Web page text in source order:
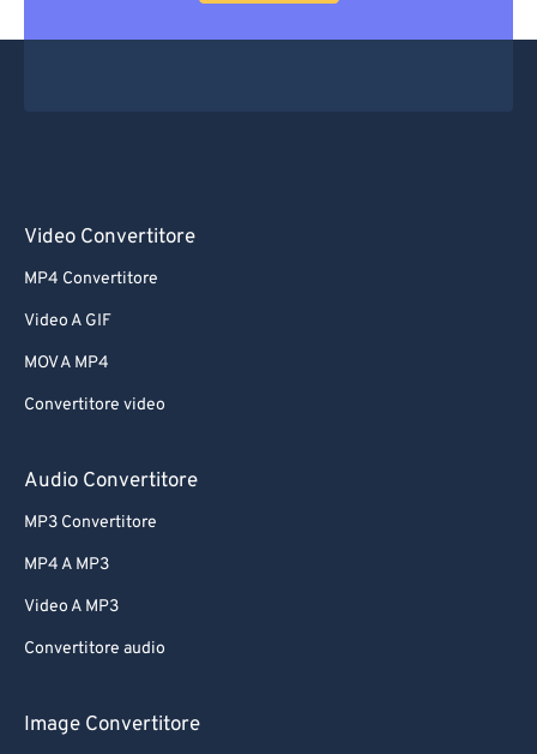
Video Convertitore
MP4 Convertitore
Video A GIF
MOV A MP4
Convertitore video
Audio Convertitore
MP3 Convertitore
MP4 A MP3
Video A MP3
Convertitore audio
Image Convertitore